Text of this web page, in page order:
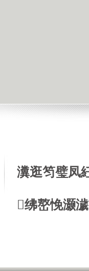
瀵逛笉璧凤
绋嶅悗灏